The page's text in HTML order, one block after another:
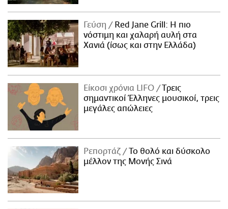
Γεύση
Red Jane Grill: Η πιο
νόστιμη και χαλαρή αυλή στα
Χανιά (ίσως και στην Ελλάδα)
Είκοσι χρόνια LIFO
Tρεις
σημαντικοί Έλληνες μουσικοί, τρεις
μεγάλες απώλειες
Ρεπορτάζ
Το θολό και δύσκολο
μέλλον της Μονής Σινά